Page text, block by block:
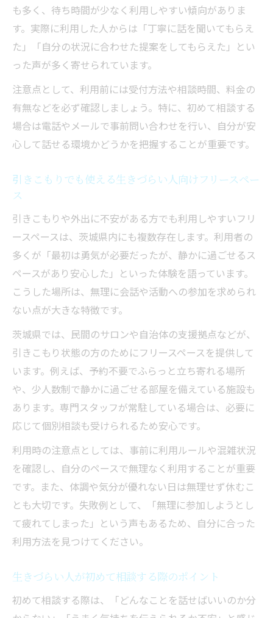
も多く、待ち時間が少なく利用しやすい傾向がありま
す。実際に利用した人からは「丁寧に話を聞いてもらえ
た」「自分の状況に合わせた提案をしてもらえた」とい
った声が多く寄せられています。
注意点として、利用前には受付方法や相談時間、料金の
有無などを必ず確認しましょう。特に、初めて相談する
場合は電話やメールで事前問い合わせを行い、自分が安
心して話せる環境かどうかを把握することが重要です。
引きこもりでも使える生きづらい人向けフリースペー
ス
引きこもりや外出に不安がある方でも利用しやすいフリ
ースペースは、茨城県内にも複数存在します。利用者の
多くが「最初は勇気が必要だったが、静かに過ごせるス
ペースがあり安心した」といった体験を語っています。
こうした場所は、無理に会話や活動への参加を求められ
ない点が大きな特徴です。
茨城県では、民間のサロンや自治体の支援拠点などが、
引きこもり状態の方のためにフリースペースを提供して
います。例えば、予約不要でふらっと立ち寄れる場所
や、少人数制で静かに過ごせる部屋を備えている施設も
あります。専門スタッフが常駐している場合は、必要に
応じて個別相談も受けられるため安心です。
利用時の注意点としては、事前に利用ルールや混雑状況
を確認し、自分のペースで無理なく利用することが重要
です。また、体調や気分が優れない日は無理せず休むこ
とも大切です。失敗例として、「無理に参加しようとし
て疲れてしまった」という声もあるため、自分に合った
利用方法を見つけてください。
生きづらい人が初めて相談する際のポイント
初めて相談する際は、「どんなことを話せばいいのか分